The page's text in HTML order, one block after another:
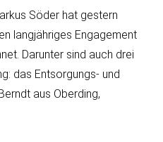
Söder hat gestern
langjähriges Engagement
Darunter sind auch drei
das Entsorgungs- und
aus Oberding,